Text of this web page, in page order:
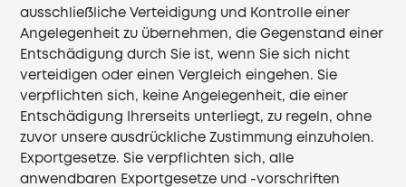
ausschließliche Verteidigung und Kontrolle einer
Angelegenheit zu übernehmen, die Gegenstand einer
Entschädigung durch Sie ist, wenn Sie sich nicht
verteidigen oder einen Vergleich eingehen. Sie
verpflichten sich, keine Angelegenheit, die einer
Entschädigung Ihrerseits unterliegt, zu regeln, ohne
zuvor unsere ausdrückliche Zustimmung einzuholen.
Exportgesetze. Sie verpflichten sich, alle
anwendbaren Exportgesetze und -vorschriften